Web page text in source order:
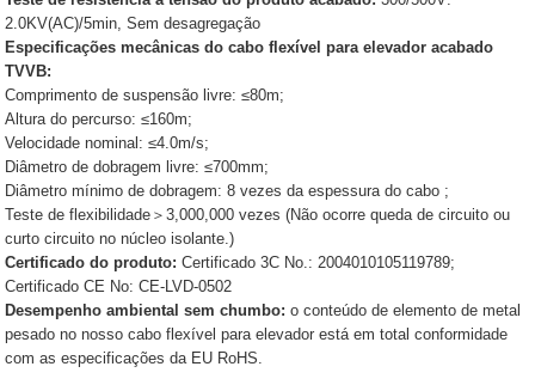
2.0KV(AC)/5min, Sem desagregação
Especificações mecânicas do cabo flexível para elevador acabado
TVVB:
Comprimento de suspensão livre: ≤80m;
Altura do percurso: ≤160m;
Velocidade nominal: ≤4.0m/s;
Diâmetro de dobragem livre: ≤700mm;
Diâmetro mínimo de dobragem: 8 vezes da espessura do cabo ;
Teste de flexibilidade＞3,000,000 vezes (Não ocorre queda de circuito ou
curto circuito no núcleo isolante.)
Certificado do produto: Certificado 3C No.: 2004010105119789;
Certificado CE No: CE-LVD-0502
Desempenho ambiental sem chumbo: o conteúdo de elemento de metal
pesado no nosso cabo flexível para elevador está em total conformidade
com as especificações da EU RoHS.